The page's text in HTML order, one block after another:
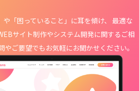
「困っていること」に耳を傾け、 最適な
サイト制作やシステム開発に関するご相
やご要望でもお気軽にお聞かせください。